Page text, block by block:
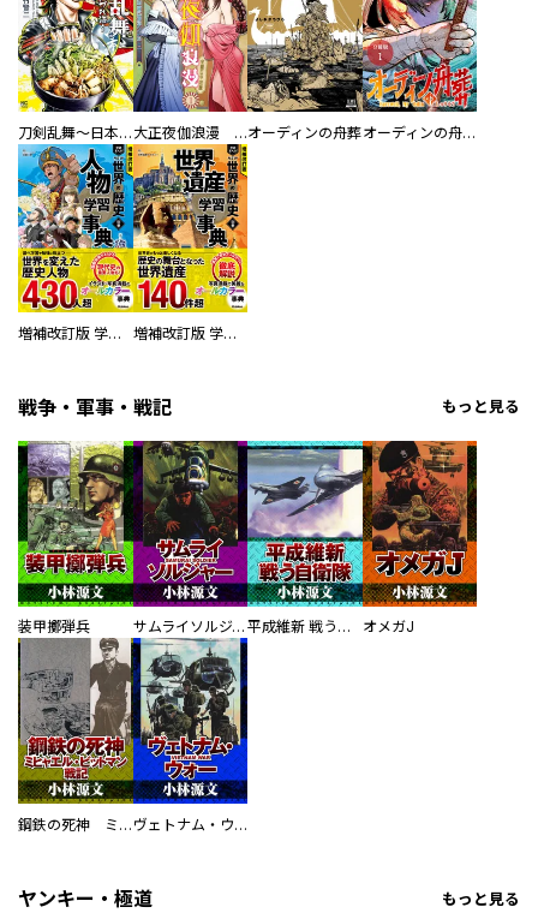
刀剣乱舞～日本号つれづれ酒～ 大正夜伽浪漫 －金曜日の花嫁—オーディンの舟葬 オーディンの舟葬 分冊版
増補改訂版 学研まんが NEW世界の歴史 別巻 人物学習事典 増補改訂版 学研まんが NEW世界の歴史 別巻 世界遺産学習事典
戦争・軍事・戦記 もっと見る
装甲擲弾兵 サムライソルジャー SAMURAI SOLDIER 平成維新 戦う自衛隊 オメガJ
鋼鉄の死神 ミヒャエル・ビットマン戦記 ヴェトナム・ウォー VIETNAM WAR
ヤンキー・極道 もっと見る